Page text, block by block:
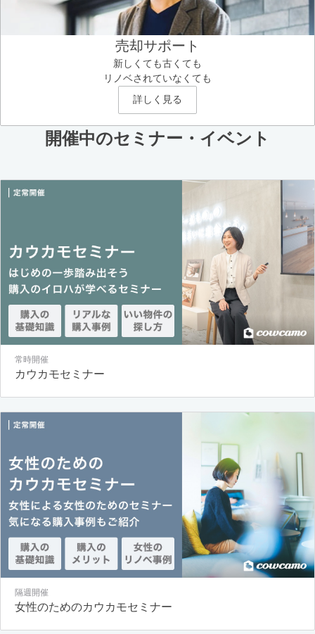
売却サポート
新しくても古くても
リノベされていなくても
詳しく見る
開催中のセミナー・イベント
常時開催
カウカモセミナー
隔週開催
女性のためのカウカモセミナー